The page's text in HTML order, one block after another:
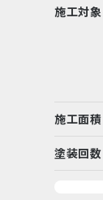
施工対象
施工面積
塗装回数